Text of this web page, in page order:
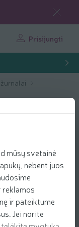
mūsų svetainė
nebent juos
ir pateiktume
Jei norite
Prisijungti